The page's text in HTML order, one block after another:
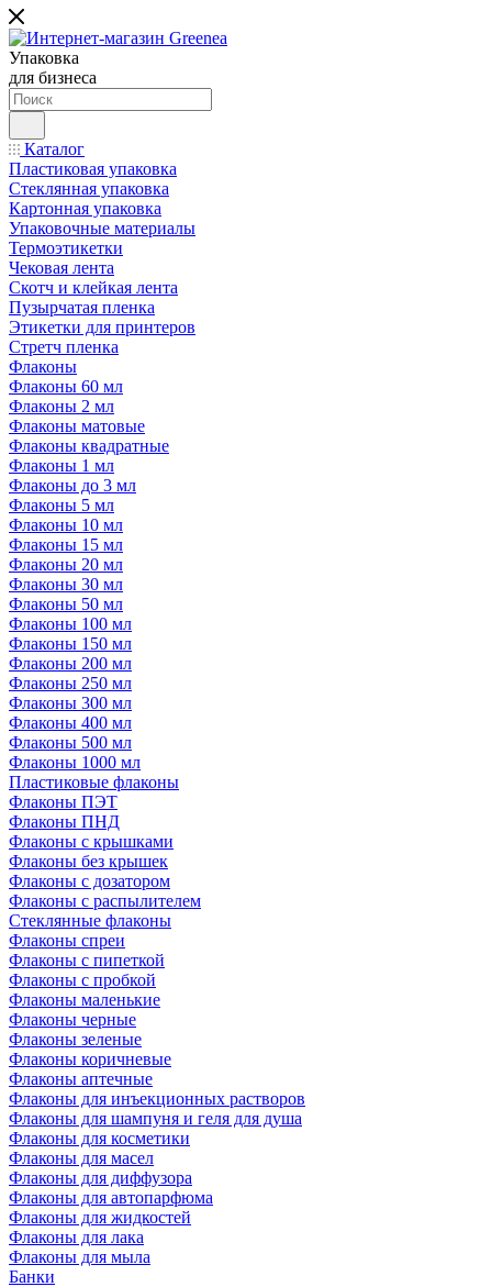
Упаковка
для бизнеса
Каталог
Пластиковая упаковка
Стеклянная упаковка
Картонная упаковка
Упаковочные материалы
Термоэтикетки
Чековая лента
Скотч и клейкая лента
Пузырчатая пленка
Этикетки для принтеров
Стретч пленка
Флаконы
Флаконы 60 мл
Флаконы 2 мл
Флаконы матовые
Флаконы квадратные
Флаконы 1 мл
Флаконы до 3 мл
Флаконы 5 мл
Флаконы 10 мл
Флаконы 15 мл
Флаконы 20 мл
Флаконы 30 мл
Флаконы 50 мл
Флаконы 100 мл
Флаконы 150 мл
Флаконы 200 мл
Флаконы 250 мл
Флаконы 300 мл
Флаконы 400 мл
Флаконы 500 мл
Флаконы 1000 мл
Пластиковые флаконы
Флаконы ПЭТ
Флаконы ПНД
Флаконы с крышками
Флаконы без крышек
Флаконы с дозатором
Флаконы с распылителем
Стеклянные флаконы
Флаконы cпреи
Флаконы с пипеткой
Флаконы с пробкой
Флаконы маленькие
Флаконы черные
Флаконы зеленые
Флаконы коричневые
Флаконы аптечные
Флаконы для инъекционных растворов
Флаконы для шампуня и геля для душа
Флаконы для косметики
Флаконы для масел
Флаконы для диффузора
Флаконы для автопарфюма
Флаконы для жидкостей
Флаконы для лака
Флаконы для мыла
Банки